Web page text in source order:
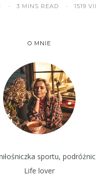
3 MINS READ 1519
O MNIE
sportu,
Life lover